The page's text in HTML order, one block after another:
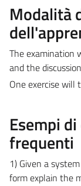
Modalità
The examination
and the
One exercise
Esempi
frequenti
1) Given a
form explain the